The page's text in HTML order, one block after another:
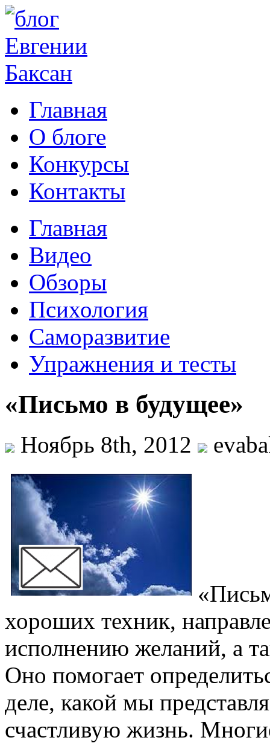
Главная
О блоге
Конкурсы
Контакты
Главная
Видео
Обзоры
Психология
Саморазвитие
Упражнения и тесты
«Письмо в будущее»
Ноябрь 8th, 2012
хороших техник,
исполнению желаний, а
Оно помогает
деле, какой мы
счастливую жизнь.